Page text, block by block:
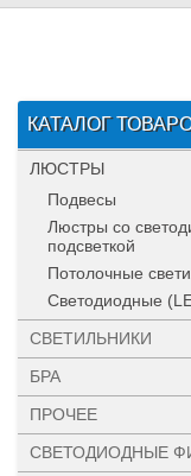
КАТАЛОГ
ЛЮСТРЫ
Подвесы
Люстры со
подсветкой
Потолочные
Светодиодные
СВЕТИЛЬНИКИ
БРА
ПРОЧЕЕ
СВЕТОДИОДНЫЕ